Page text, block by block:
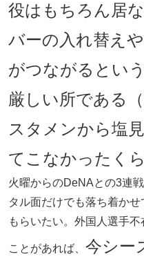
役はもちろん居
バーの入れ替え
がつながるとい
厳しい所である
スタメンから塩
てこなかったく
火曜からのDeNAとの3連
タル面だけでも落ち着か
もらいたい。外国人選手
ことがあれば、 今シー